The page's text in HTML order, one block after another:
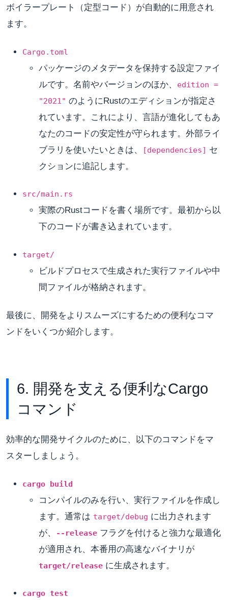
ボイラープレート（定型コード）が自動的に用意され
ます。
Cargo.toml
パッケージのメタデータを保持する設定ファイ
ルです。名前やバージョンのほか、
edition =
"2021" のようにRustのエディションが指定さ
れています。これにより、言語が進化してもあ
なたのコードの安定性が守られます。外部ライ
ブラリを使いたいときは、
[dependencies] セ
クションに追記します。
src/main.rs
実際のRustコードを書く場所です。最初から以
下のコードが書き込まれています。
target/
ビルドプロセスで生成された実行ファイルや中
間ファイルが格納されます。
最後に、開発をよりスムーズにするための便利なコマ
ンドをいくつか紹介します。
6. 開発を支える便利なCargo
コマンド
効率的な開発サイクルのために、以下のコマンドをマ
スターしましょう。
cargo build
コンパイルのみを行い、実行ファイルを作成し
ます。通常は target/debug に出力されます
が、
--release フラグを付けると強力な最適化
が適用され、本番用の高速なバイナリが
target/release に生成されます。
cargo test